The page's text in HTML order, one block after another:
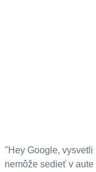
"Hey Google, vysvetli
nemôže sedieť v